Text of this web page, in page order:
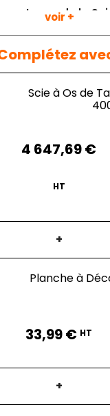
de la
AISI 304
électriques et
24V et
de tous types
à Os de Table
en matière de
voir +
Scie à Os de
4 647,69 €
HT
+
Planche à
33,99 € HT
+